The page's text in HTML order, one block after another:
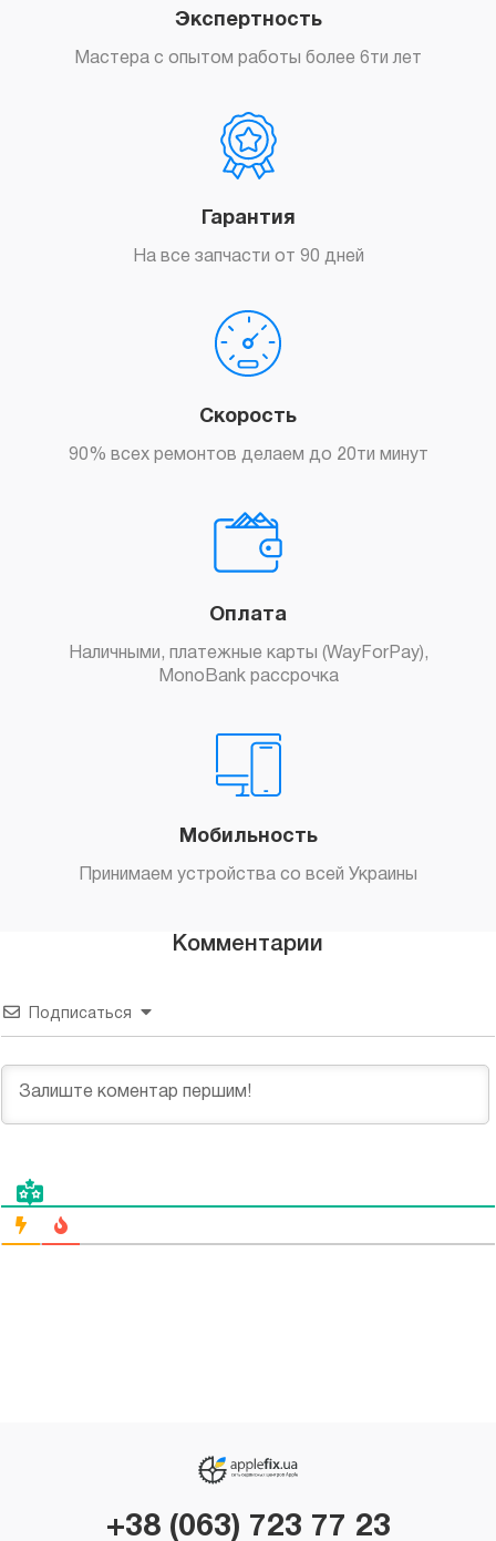
Экспертность
Мастера с опытом работы более 6ти лет
Гарантия
На все запчасти от 90 дней
Скорость
90% всех ремонтов делаем до 20ти минут
Оплата
Наличными, платежные карты (WayForPay),
MonoBank рассрочка
Мобильность
Принимаем устройства со всей Украины
Комментарии
Подписаться
+38 (063) 723 77 23